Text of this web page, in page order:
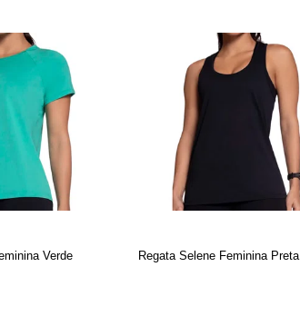
Verde Regata Selene Feminina Preta